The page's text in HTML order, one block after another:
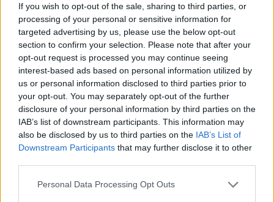
If you wish to opt-out of the sale, sharing to third parties, or
processing of your personal or sensitive information for
targeted advertising by us, please use the below opt-out
section to confirm your selection. Please note that after your
opt-out request is processed you may continue seeing
interest-based ads based on personal information utilized by
us or personal information disclosed to third parties prior to
your opt-out. You may separately opt-out of the further
disclosure of your personal information by third parties on the
IAB’s list of downstream participants. This information may
also be disclosed by us to third parties on the IAB’s List of
Downstream Participants that may further disclose it to other
Personal Data Processing Opt Outs
Πριν 8 ημέρες
Εργασίες ασφαλτόστρωσης σε τρεις οδούς του
Βαρβασίου